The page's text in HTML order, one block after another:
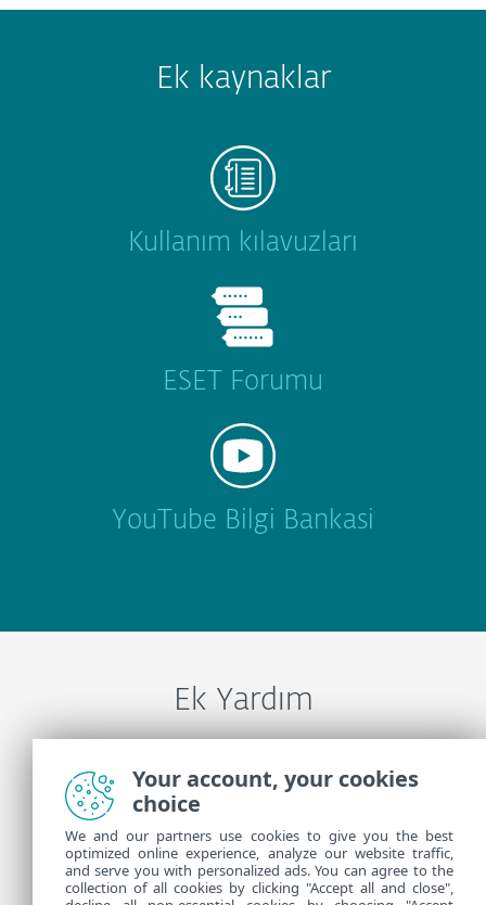
Ek kaynaklar
Kullanım kılavuzları
ESET Forumu
YouTube Bilgi Bankasi
Ek Yardım
Daha Fazla Bilgi
Your account, your cookies
choice
We and our partners use cookies to give you the best
optimized online experience, analyze our website traffic,
and serve you with personalized ads. You can agree to the
collection of all cookies by clicking "Accept all and close",